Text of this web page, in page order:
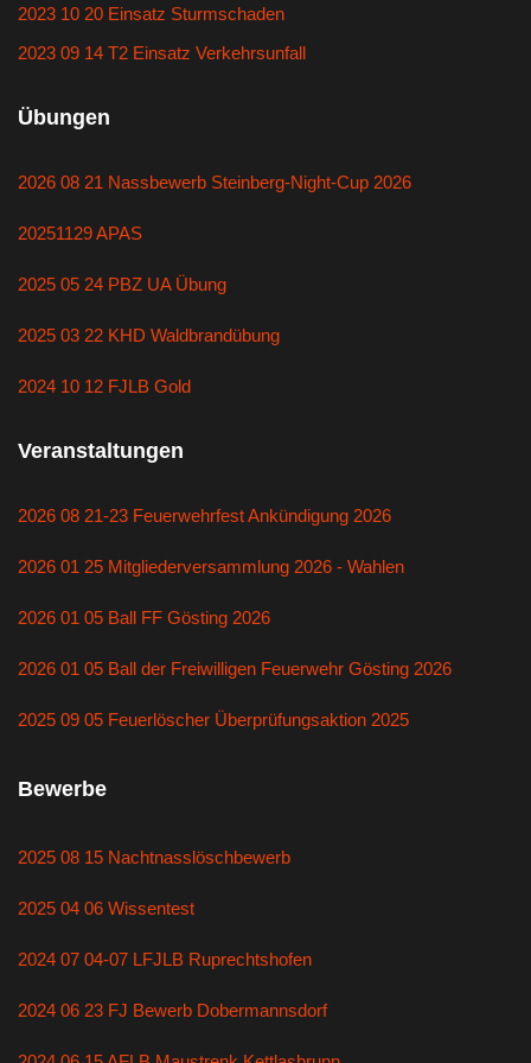
2023 10 20 Einsatz Sturmschaden
2023 09 14 T2 Einsatz Verkehrsunfall
Übungen
2026 08 21 Nassbewerb Steinberg-Night-Cup 2026
20251129 APAS
2025 05 24 PBZ UA Übung
2025 03 22 KHD Waldbrandübung
2024 10 12 FJLB Gold
Veranstaltungen
2026 08 21-23 Feuerwehrfest Ankündigung 2026
2026 01 25 Mitgliederversammlung 2026 - Wahlen
2026 01 05 Ball FF Gösting 2026
2026 01 05 Ball der Freiwilligen Feuerwehr Gösting 2026
2025 09 05 Feuerlöscher Überprüfungsaktion 2025
Bewerbe
2025 08 15 Nachtnasslöschbewerb
2025 04 06 Wissentest
2024 07 04-07 LFJLB Ruprechtshofen
2024 06 23 FJ Bewerb Dobermannsdorf